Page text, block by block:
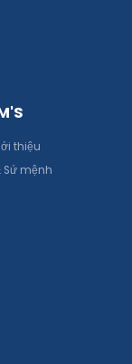
thiệu
mệnh